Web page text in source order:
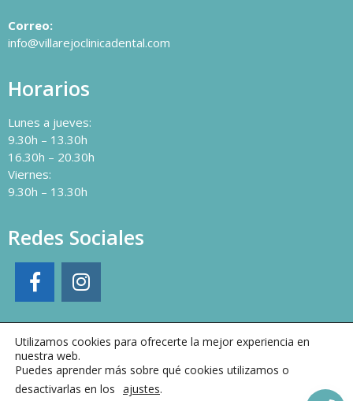
Correo:
info@villarejoclinicadental.com
Horarios
Lunes a jueves:
9.30h – 13.30h
16.30h – 20.30h
Viernes:
9.30h – 13.30h
Redes Sociales
Utilizamos cookies para ofrecerte la mejor experiencia en
nuestra web.
Puedes aprender más sobre qué cookies utilizamos o
desactivarlas en los ajustes.